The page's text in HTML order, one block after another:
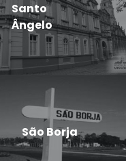
Santo
Ângelo
São Borja